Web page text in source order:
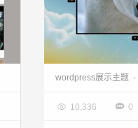
wordpress图片
wordpress展示主题 -
 10,336  0